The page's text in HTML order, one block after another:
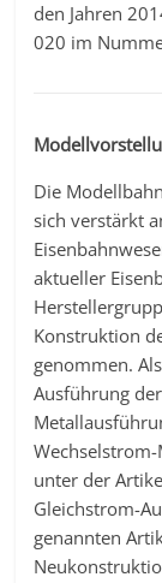
den Jahren
020 im
Die
sich verstärkt
aktueller
Konstruktion
genommen.
Ausführung
unter der
Gleichstrom-
genannten